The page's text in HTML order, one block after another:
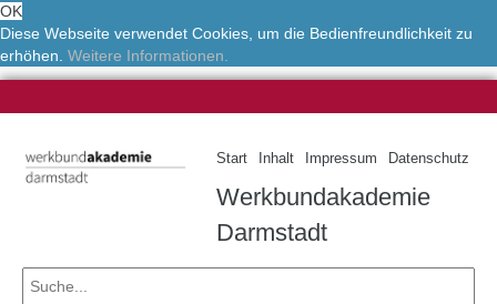
OK
Diese Webseite verwendet Cookies, um die Bedienfreundlichkeit zu
erhöhen. Weitere Informationen.
Start Inhalt Impressum Datenschutz
Werkbundakademie
Darmstadt